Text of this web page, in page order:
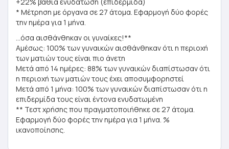
* Μέτρηση με όργανα σε 27 άτομα. Εφαρμογή δύο φορές
την ημέρα για 1 μήνα.
…όσα αισθάνθηκαν οι γυναίκες!**
Αμέσως: 100% των γυναικών αισθάνθηκαν ότι η περιοχή
των ματιών τους είναι πιο άνετη
Μετά από 14 ημέρες: 88% των γυναικών διαπίστωσαν ότι
η περιοχή των ματιών τους έχει αποσυμφορηστεί
Μετά από 1 μήνα: 100% των γυναικών διαπίστωσαν ότι η
επιδερμίδα τους είναι έντονα ενυδατωμένη
** Τεστ χρήσης που πραγματοποιήθηκε σε 27 άτομα.
Εφαρμογή δύο φορές την ημέρα για 1 μήνα. %
ικανοποίησης.